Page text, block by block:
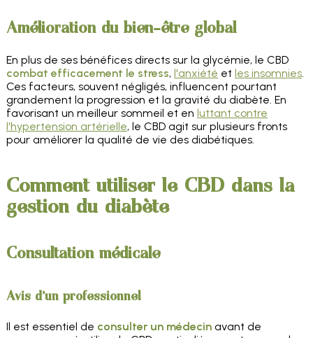
Amélioration du bien-être global
En plus de ses bénéfices directs sur la glycémie, le CBD
combat efficacement le stress, l'anxiété et les insomnies.
Ces facteurs, souvent négligés, influencent pourtant
grandement la progression et la gravité du diabète. En
favorisant un meilleur sommeil et en luttant contre
l'hypertension artérielle, le CBD agit sur plusieurs fronts
pour améliorer la qualité de vie des diabétiques.
Comment utiliser le CBD dans la
gestion du diabète
Consultation médicale
Avis d'un professionnel
Il est essentiel de consulter un médecinavant de